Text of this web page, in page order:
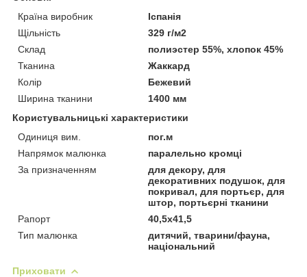
Країна виробник
Іспанія
Щільність
329 г/м2
Склад
полиэстер 55%, хлопок 45%
Тканина
Жаккард
Колір
Бежевий
Ширина тканини
1400 мм
Користувальницькі характеристики
Одиниця вим.
пог.м
Напрямок малюнка
паралельно кромці
За призначенням
для декору, для
декоративних подушок, для
покривал, для портьєр, для
штор, портьєрні тканини
Рапорт
40,5х41,5
Тип малюнка
дитячий, тварини/фауна,
національний
Приховати